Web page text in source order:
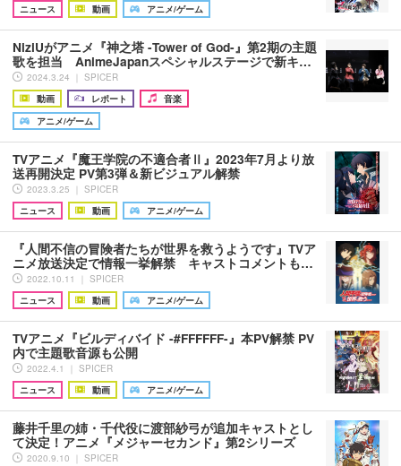
ニュース
動画 アニメ/ゲーム
NiziUがアニメ『神之塔 -Tower of God-』第2期の主題
歌を担当 AnimeJapanスペシャルステージで新キ…
2024.3.24 ｜ SPICER
動画
レポート
音楽
アニメ/ゲーム
TVアニメ『魔王学院の不適合者Ⅱ』2023年7月より放
送再開決定 PV第3弾＆新ビジュアル解禁
2023.3.25 ｜ SPICER
ニュース
動画 アニメ/ゲーム
『人間不信の冒険者たちが世界を救うようです』TVア
ニメ放送決定で情報一挙解禁 キャストコメントも…
2022.10.11 ｜ SPICER
ニュース
動画 アニメ/ゲーム
TVアニメ『ビルディバイド -#FFFFFF-』本PV解禁 PV
内で主題歌音源も公開
2022.4.1 ｜ SPICER
ニュース
動画 アニメ/ゲーム
藤井千里の姉・千代役に渡部紗弓が追加キャストとし
て決定！アニメ『メジャーセカンド』第2シリーズ
2020.9.10 ｜ SPICER